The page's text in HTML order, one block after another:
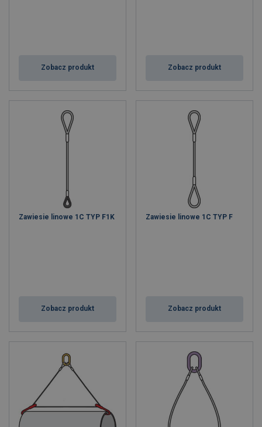
Zobacz produkt Zobacz produkt
Zawiesie linowe 1C TYP F1K
Zobacz produkt
Zawiesie linowe 1C TYP F
Zobacz produkt